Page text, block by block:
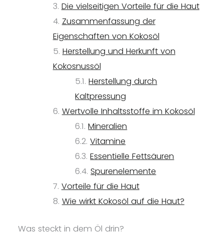
Die vielseitigen Vorteile für die Haut
Zusammenfassung der
Eigenschaften von Kokosöl
Herstellung und Herkunft von
Kokosnussöl
Herstellung durch
Kaltpressung
Wertvolle Inhaltsstoffe im Kokosöl
Mineralien
Vitamine
Essentielle Fettsäuren
Spurenelemente
Vorteile für die Haut
Wie wirkt Kokosöl auf die Haut?
Was steckt in dem Öl drin?